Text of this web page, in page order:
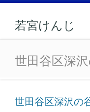
若宮けんじ
世田谷区
世田谷区深
世田谷区深沢の